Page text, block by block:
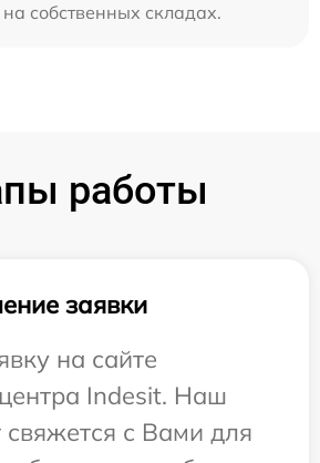
собственных складах.
работы
заявки
на сайте
Indesit. Наш
свяжется с Вами для